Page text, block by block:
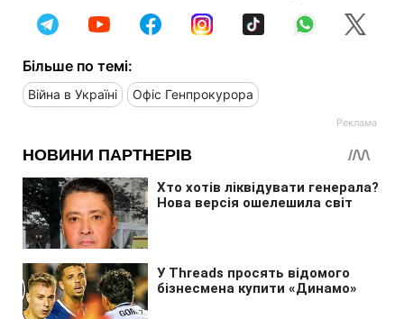
Більше по темі:
Війна в Україні Офіс Генпрокурора